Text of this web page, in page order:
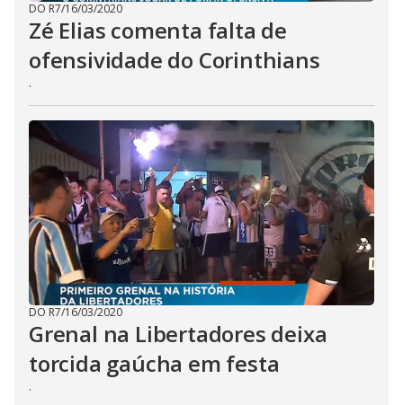
DO R7/16/03/2020
Zé Elias comenta falta de
ofensividade do Corinthians
.
DO R7/16/03/2020
Grenal na Libertadores deixa
torcida gaúcha em festa
.